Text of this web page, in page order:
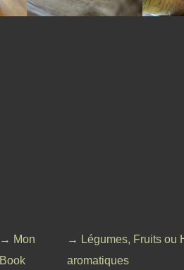
→ Mon
Book
→ Légumes, Fruits ou
aromatiques